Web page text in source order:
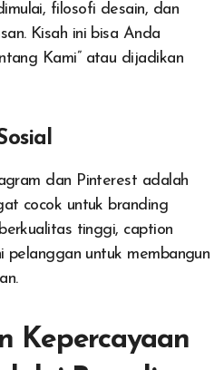
filosofi desain, dan
Kisah ini bisa Anda
Kami” atau dijadikan
dan Pinterest adalah
cocok untuk branding
tinggi, caption
untuk membangun
Kepercayaan